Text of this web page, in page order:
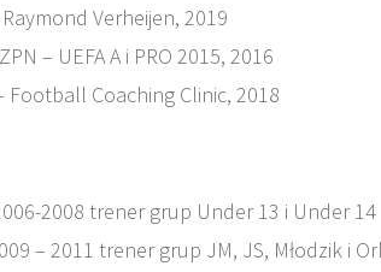
Verheijen, 2019
– UEFA A i PRO 2015, 2016
Coaching Clinic, 2018
2008 trener grup Under 13 i Under 14
– 2011 trener grup JM, JS, Młodzik i